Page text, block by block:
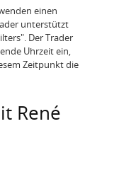
einen
unterstützt
Der Trader
Uhrzeit ein,
Zeitpunkt die
René